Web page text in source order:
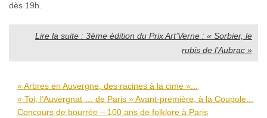
dès 19h.
Lire la suite : 3ème édition du Prix Art’Verne : « Sorbier, le
rubis de l’Aubrac »
« Arbres en Auvergne, des racines à la cime »...
« Toi, l’Auvergnat … de Paris » Avant-première, à la Coupole...
Concours de bourrée – 100 ans de folklore à Paris